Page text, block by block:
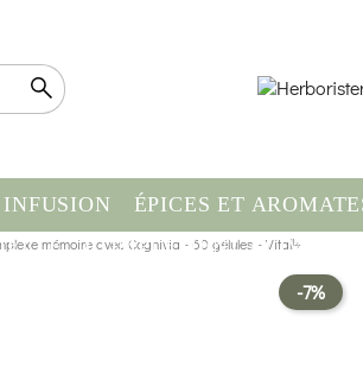
ÉPICES ET
COMPLÉMENT
mémoire avec Cognivia - 60 gélules - Vitall+
-7%